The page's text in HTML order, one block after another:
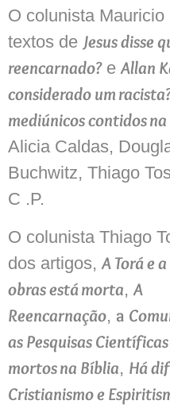
O colunista Mauricio
textos de Jesus disse
reencarnado?e Allan
considerado um
mediúnicos contidos
Alicia Caldas,
Buchwitz, Thiago
C .P.
O colunista Thiago
dos artigos, A Torá e
obras está morta, A
Reencarnação, a
as Pesquisas Científicas
mortos na Bíblia, Há
Cristianismo e